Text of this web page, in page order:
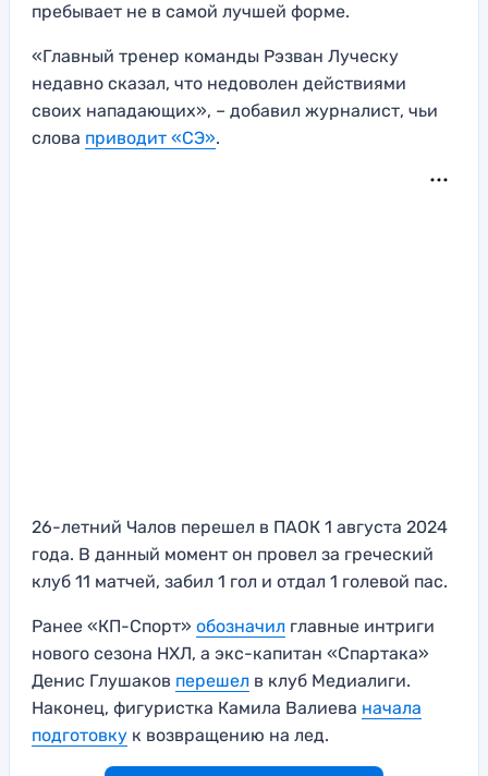
пребывает не в самой лучшей форме.
«Главный тренер команды Рэзван Луческу
недавно сказал, что недоволен действиями
своих нападающих», – добавил журналист, чьи
слова приводит «СЭ».
26-летний Чалов перешел в ПАОК 1 августа 2024
года. В данный момент он провел за греческий
клуб 11 матчей, забил 1 гол и отдал 1 голевой пас.
Ранее «КП-Спорт» обозначил главные интриги
нового сезона НХЛ, а экс-капитан «Спартака»
Денис Глушаков перешел в клуб Медиалиги.
Наконец, фигуристка Камила Валиева начала
подготовку к возвращению на лед.